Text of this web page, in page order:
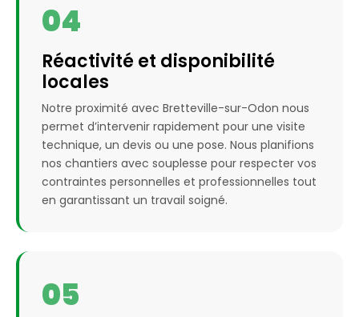
04
Réactivité et disponibilité
locales
Notre proximité avec Bretteville-sur-Odon nous
permet d’intervenir rapidement pour une visite
technique, un devis ou une pose. Nous planifions
nos chantiers avec souplesse pour respecter vos
contraintes personnelles et professionnelles tout
en garantissant un travail soigné.
05